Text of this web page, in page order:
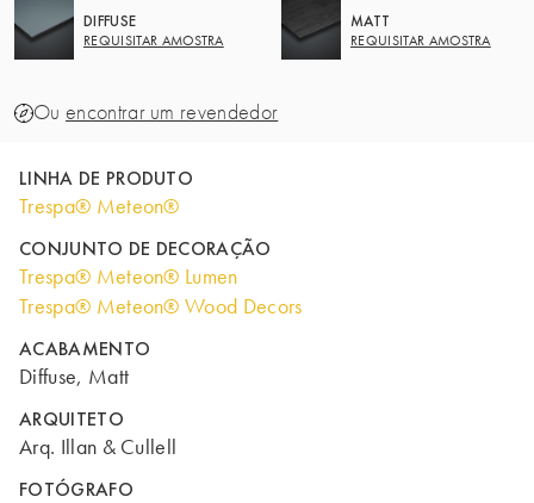
DIFFUSE
REQUISITAR AMOSTRA
MATT
REQUISITAR AMOSTRA
Ou encontrar um revendedor
LINHA DE PRODUTO
Trespa® Meteon®
CONJUNTO DE DECORAÇÃO
Trespa® Meteon® Lumen
Trespa® Meteon® Wood Decors
ACABAMENTO
Diffuse, Matt
ARQUITETO
Arq. Illan & Cullell
FOTÓGRAFO